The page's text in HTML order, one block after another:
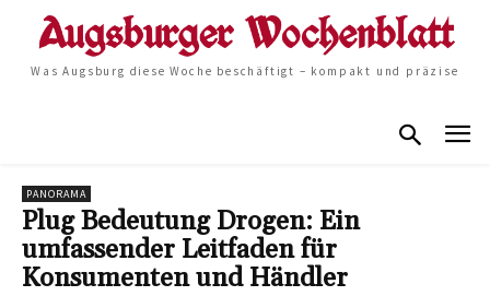
Was Augsburg diese Woche beschäftigt – kompakt und präzise
PANORAMA
Plug Bedeutung Drogen: Ein
umfassender Leitfaden für
Konsumenten und Händler